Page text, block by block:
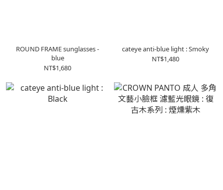
ROUND FRAME sunglasses -
blue
NT$1,680
cateye anti-blue light : Smoky
NT$1,480